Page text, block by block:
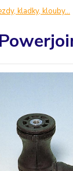
kladky, klouby...